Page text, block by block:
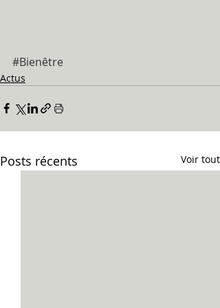
#Bienêtre
Actus
Posts récents Voir tout